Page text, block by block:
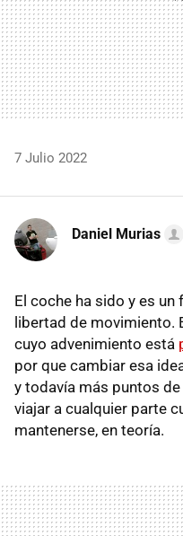
7 Julio 2022
Daniel Murias
El coche ha sido y es
libertad de movimiento.
cuyo advenimiento está
por que cambiar esa
y todavía más puntos
viajar a cualquier parte
mantenerse, en teoría.